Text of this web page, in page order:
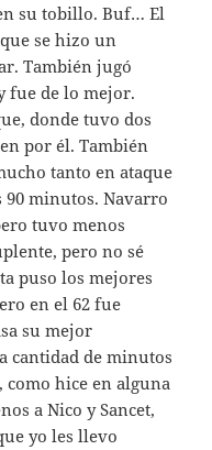
su tobillo. Buf… El
se hizo un
También jugó
fue de lo mejor.
donde tuvo dos
por él. También
tanto en ataque
90 minutos. Navarro
tuvo menos
pero no sé
puso los mejores
en el 62 fue
su mejor
cantidad de minutos
como hice en alguna
a Nico y Sancet,
yo les llevo